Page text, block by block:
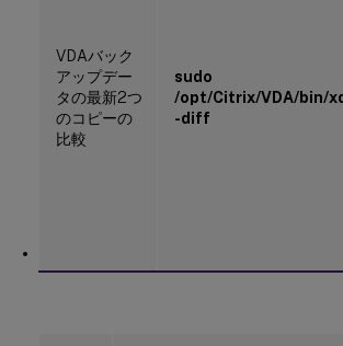
VDAバック
アップデー
タの最新2つ
のコピーの
比較
sudo
/opt/Citrix/VDA/bin/
-diff